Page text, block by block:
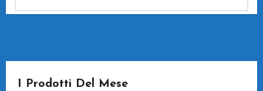
I Prodotti Del Mese